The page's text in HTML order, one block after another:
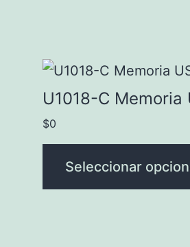
pueden
elegir
en
la
página
U1018-C Memoria
$0
Seleccionar
Este
producto
tiene
variantes.
Las